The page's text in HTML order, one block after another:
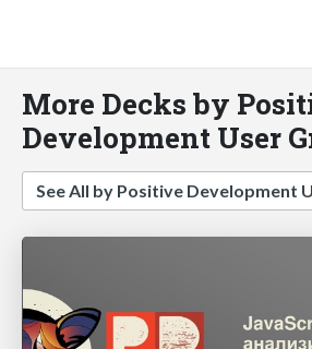
More Decks by
Development User
See All by Positive Development